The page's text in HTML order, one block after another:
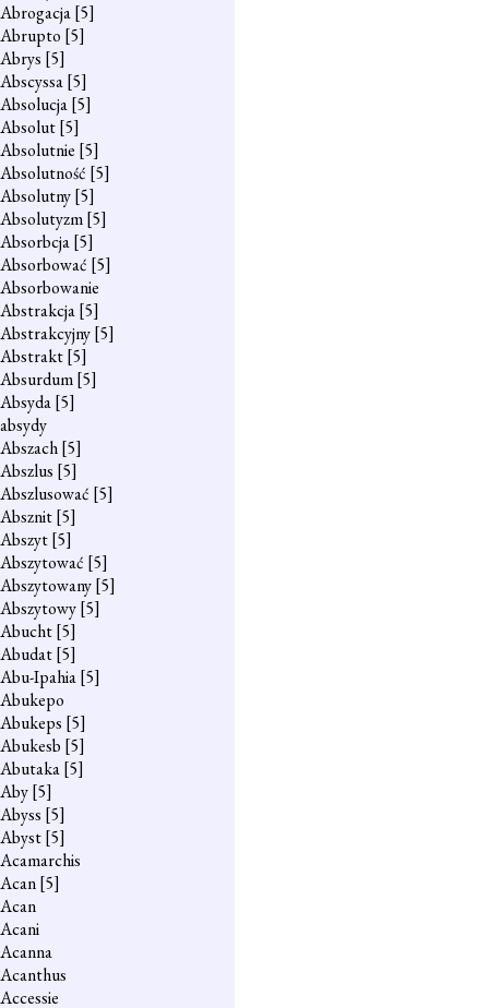
Abrogacja[5]
Abrupto [5]
Abrys [5]
Abscyssa[5]
Absolucja[5]
Absolut[5]
Absolutnie [5]
Absolutność [5]
Absolutny[5]
Absolutyzm[5]
Absorbcja[5]
Absorbować [5]
Absorbowanie
Abstrakcja[5]
Abstrakcyjny[5]
Abstrakt[5]
Absurdum[5]
Absyda[5]
absydy
Abszach[5]
Abszlus [5]
Abszlusować [5]
Absznit[5]
Abszyt[5]
Abszytować [5]
Abszytowany[5]
Abszytowy[5]
Abucht[5]
Abudat[5]
Abu-Ipahia[5]
Abukepo
Abukeps [5]
Abukesb [5]
Abutaka[5]
Aby[5]
Abyss [5]
Abyst[5]
Acamarchis
Acan[5]
Acan
Acani
Acanna
Acanthus
Accessie